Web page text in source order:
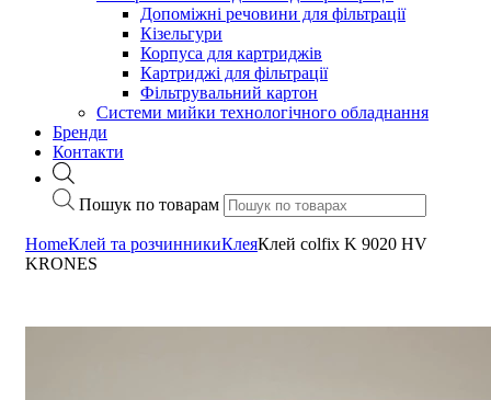
Допоміжні речовини для фільтрації
Кізельгури
Корпуса для картриджів
Картриджі для фільтрації
Фільтрувальний картон
Системи мийки технологічного обладнання
Бренди
Контакти
Пошук по товарам
HomeКлей та розчинникиКлеяКлей colfix K 9020 HV
KRONES